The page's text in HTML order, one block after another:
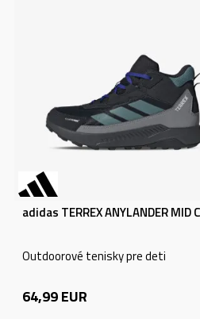
adidas TERREX ANYLANDER MID
Outdoorové tenisky pre deti
64,99EUR